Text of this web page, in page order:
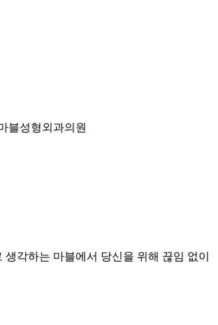
생각하는 마블에서 당신을 위해 끊임 없이